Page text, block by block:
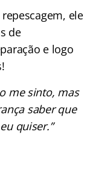
ele
de
e logo
me sinto, mas
saber que
quiser.”